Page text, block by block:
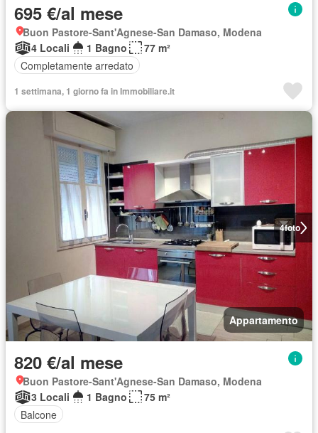
695 €/al mese
Buon Pastore-Sant'Agnese-San Damaso, Modena
4 Locali
1 Bagno
77 m²
Completamente arredato
1 settimana, 1 giorno fa in Immobiliare.it
4foto
Appartamento
820 €/al mese
Buon Pastore-Sant'Agnese-San Damaso, Modena
3 Locali
1 Bagno
75 m²
Balcone